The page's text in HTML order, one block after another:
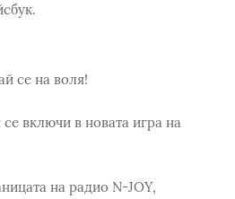
се на воля!
включи в новата игра на
на радио N-JOY,